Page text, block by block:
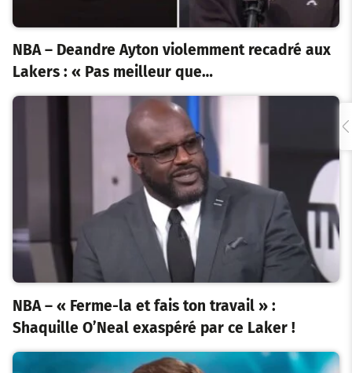
NBA – Deandre Ayton violemment recadré aux
Lakers : « Pas meilleur que…
NBA – « Ferme-la et fais ton travail » :
Shaquille O’Neal exaspéré par ce Laker !